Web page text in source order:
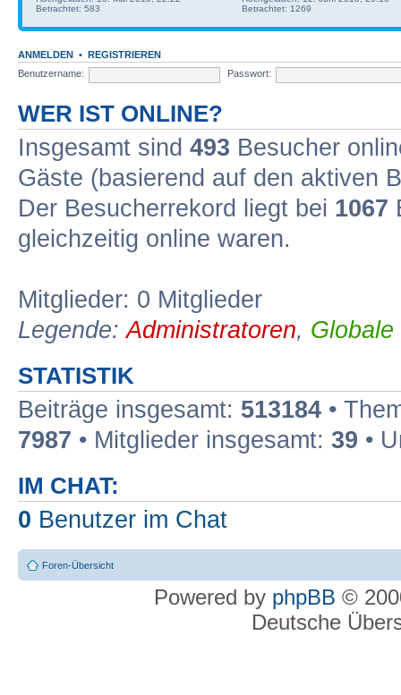
Betrachtet: 583
Betrachtet: 1269
ANMELDEN • REGISTRIEREN
Benutzername:
Passwort:
WER IST ONLINE?
Insgesamt sind 493 Besucher
Gäste (basierend auf den aktiven
Der Besucherrekord liegt bei 1067
gleichzeitig online waren.
Mitglieder: 0 Mitglieder
Legende:Administratoren,
STATISTIK
Beiträge insgesamt: 513184 •
7987 • Mitglieder insgesamt: 39 •
IM CHAT:
0 Benutzer im Chat
Foren-Übersicht
Powered by phpBB ©
Deutsche